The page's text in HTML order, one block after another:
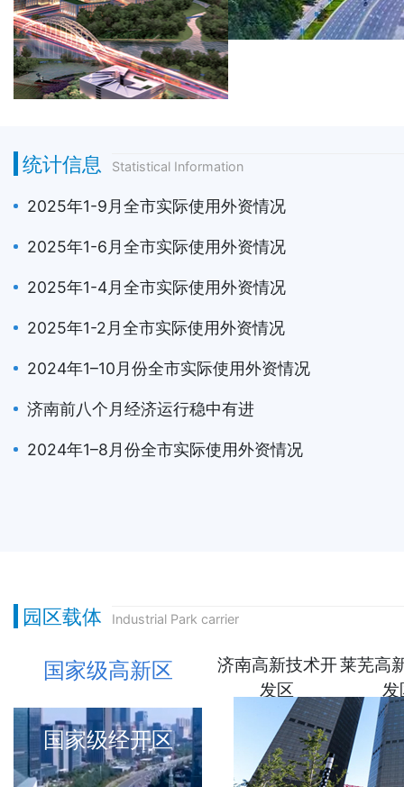
统计信息 Statistical Information
2025年1-9月全市实际使用外资情况
2025年1-6月全市实际使用外资情况
2025年1-4月全市实际使用外资情况
2025年1-2月全市实际使用外资情况
2024年1–10月份全市实际使用外资情况
济南前八个月经济运行稳中有进
2024年1–8月份全市实际使用外资情况
园区载体 Industrial Park carrier
国家级高新区
国家级经开区
济南高新技术开
发区
莱芜高
发